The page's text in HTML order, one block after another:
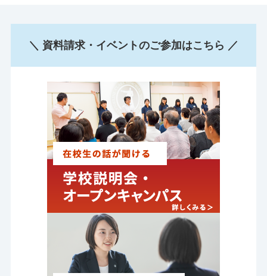
＼ 資料請求・イベントのご参加はこちら ／